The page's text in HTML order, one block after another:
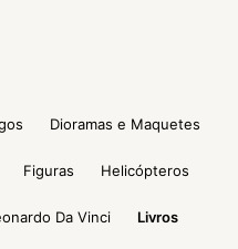
Dioramas e Maquetes
Figuras Helicópteros
Da Vinci Livros